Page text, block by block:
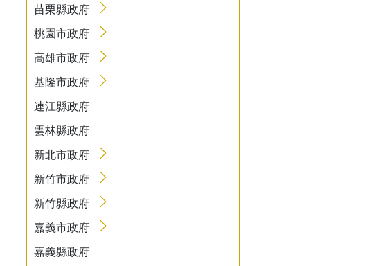
苗栗縣政府
桃園市政府
高雄市政府
基隆市政府
連江縣政府
雲林縣政府
新北市政府
新竹市政府
新竹縣政府
嘉義市政府
嘉義縣政府